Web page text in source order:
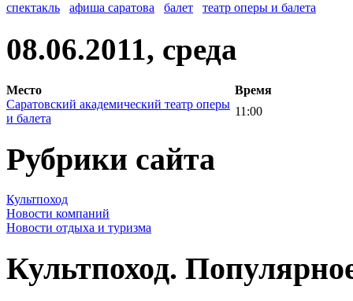
спектакль афиша саратова балет театр оперы и балета
08.06.2011, среда
Место
Время
Саратовский академический театр оперы
и балета
11:00
Рубрики сайта
Культпоход
Новости компаний
Новости отдыха и туризма
Культпоход.